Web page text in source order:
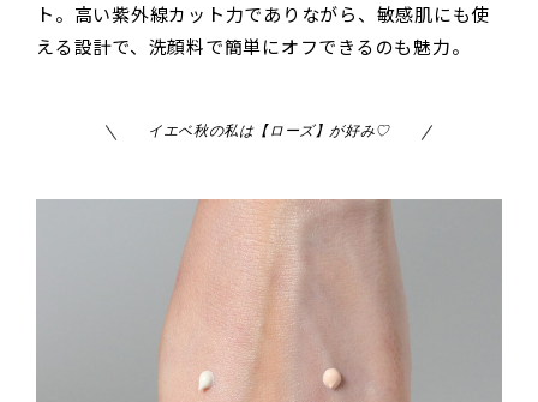
ト。高い紫外線カット力でありながら、敏感肌にも使
える設計で、洗顔料で簡単にオフできるのも魅力。
イエベ秋の私は【ローズ】が好み♡